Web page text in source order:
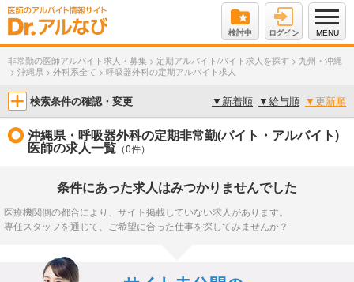
検討中 ログイン MENU
非常勤の医師アルバイト求人・募集 > 定期アルバイト/バイト求人を探す > 九州・沖縄
> 沖縄県 > 外科系全て > 呼吸器外科の定期アルバイト求人
検索条件の確認・変更 ▼ 新着順 ▼給与順 ▼更新順
沖縄県・呼吸器外科の定期非常勤(バイト・アルバイト)
医師の求人一覧 （0件）
条件にあった求人はみつかりませんでした
医療機関側の都合により、サイト掲載していない求人があります。
専任スタッフを通じて、ご希望に合った仕事を探してみませんか？